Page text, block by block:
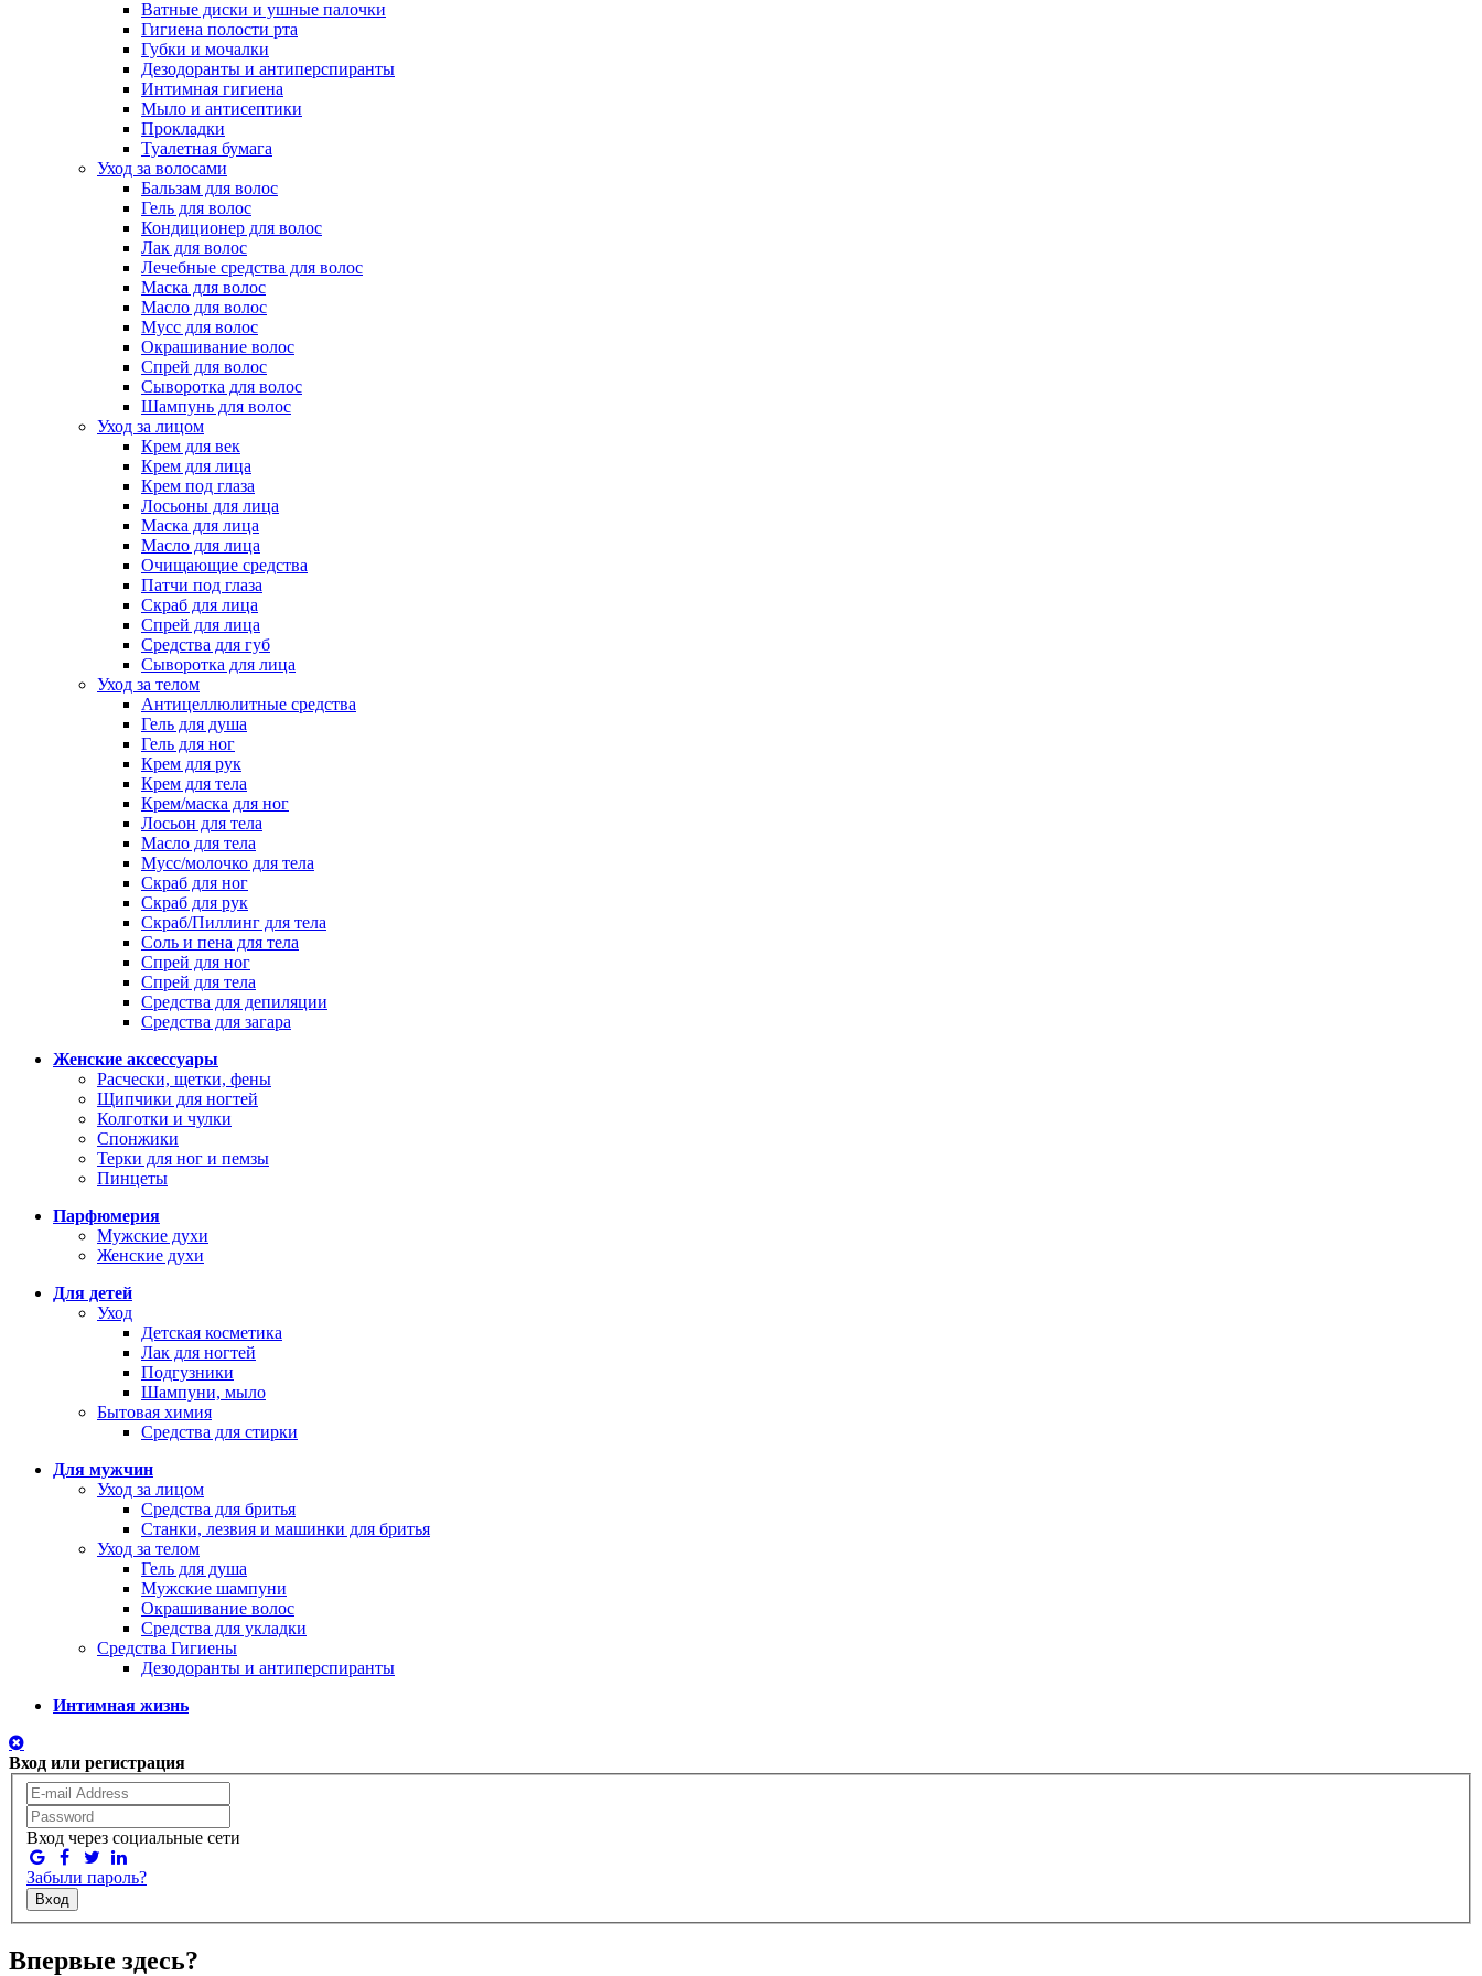
Ватные диски и ушные палочки
Гигиена полости рта
Губки и мочалки
Дезодоранты и антиперспиранты
Интимная гигиена
Мыло и антисептики
Прокладки
Туалетная бумага
Уход за волосами
Бальзам для волос
Гель для волос
Кондиционер для волос
Лак для волос
Лечебные средства для волос
Маска для волос
Масло для волос
Мусс для волос
Окрашивание волос
Спрей для волос
Сыворотка для волос
Шампунь для волос
Уход за лицом
Крем для век
Крем для лица
Крем под глаза
Лосьоны для лица
Маска для лица
Масло для лица
Очищающие средства
Патчи под глаза
Скраб для лица
Спрей для лица
Средства для губ
Сыворотка для лица
Уход за телом
Антицеллюлитные средства
Гель для душа
Гель для ног
Крем для рук
Крем для тела
Крем/маска для ног
Лосьон для тела
Масло для тела
Мусс/молочко для тела
Скраб для ног
Скраб для рук
Скраб/Пиллинг для тела
Соль и пена для тела
Спрей для ног
Спрей для тела
Средства для депиляции
Средства для загара
Женские аксессуары
Расчески, щетки, фены
Щипчики для ногтей
Колготки и чулки
Спонжики
Терки для ног и пемзы
Пинцеты
Парфюмерия
Мужские духи
Женские духи
Для детей
Уход
Детская косметика
Лак для ногтей
Подгузники
Шампуни, мыло
Бытовая химия
Средства для стирки
Для мужчин
Уход за лицом
Средства для бритья
Станки, лезвия и машинки для бритья
Уход за телом
Гель для душа
Мужские шампуни
Окрашивание волос
Средства для укладки
Средства Гигиены
Дезодоранты и антиперспиранты
Интимная жизнь
Вход или регистрация
Вход через социальные сети
Забыли пароль?
Вход
Впервые здесь?